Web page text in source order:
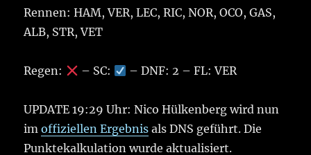
Rennen: HAM, VER, LEC, RIC, NOR, OCO, GAS,
ALB, STR, VET
Regen: – SC: – DNF: 2 – FL: VER
UPDATE 19:29 Uhr: Nico Hülkenberg wird nun
imoffiziellen Ergebnis als DNS geführt. Die
Punktekalkulation wurde aktualisiert.